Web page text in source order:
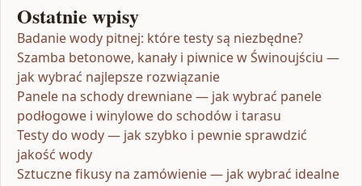
Ostatnie wpisy
Badanie wody pitnej: które testy są niezbędne?
Szamba betonowe, kanały i piwnice w Świnoujściu —
jak wybrać najlepsze rozwiązanie
Panele na schody drewniane — jak wybrać panele
podłogowe i winylowe do schodów i tarasu
Testy do wody — jak szybko i pewnie sprawdzić
jakość wody
Sztuczne fikusy na zamówienie — jak wybrać idealne